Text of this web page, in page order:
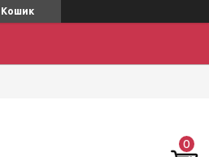
Кошик